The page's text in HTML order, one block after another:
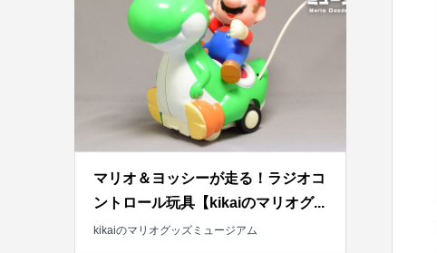
マリオ＆ヨッシーが走る！ラジオコ
ントロール玩具【kikaiのマリオグ...
kikaiのマリオグッズミュージアム